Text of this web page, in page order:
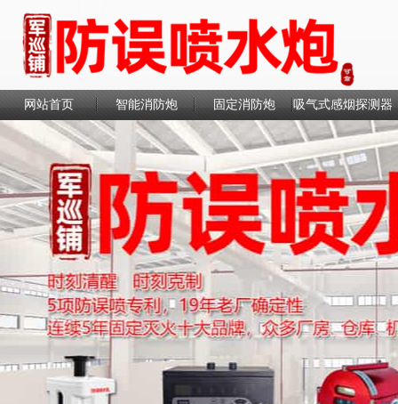
网站首页 智能消防炮 固定消防炮 吸气式感烟探测器
联系我们